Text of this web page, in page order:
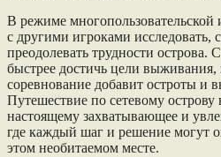
В режиме
с другими игроками исследовать,
преодолевать трудности острова.
быстрее достичь цели выживания,
соревнование добавит остроты и
Путешествие по сетевому острову
настоящему захватывающее и
где каждый шаг и решение могут
этом необитаемом месте.